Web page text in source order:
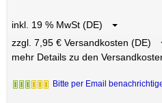
inkl. 19 % MwSt (DE)
zzgl. 7,95 € Versandkosten (DE)
mehr Details zu den
Bitte per Email